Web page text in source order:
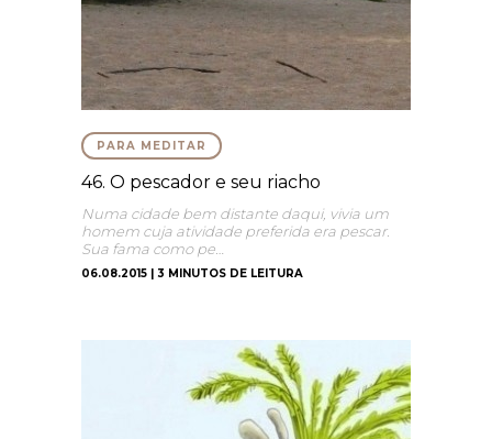
PARA MEDITAR
46. O pescador e seu riacho
Numa cidade bem distante daqui, vivia um
homem cuja atividade preferida era pescar.
Sua fama como pe…
06.08.2015 | 3 MINUTOS DE LEITURA